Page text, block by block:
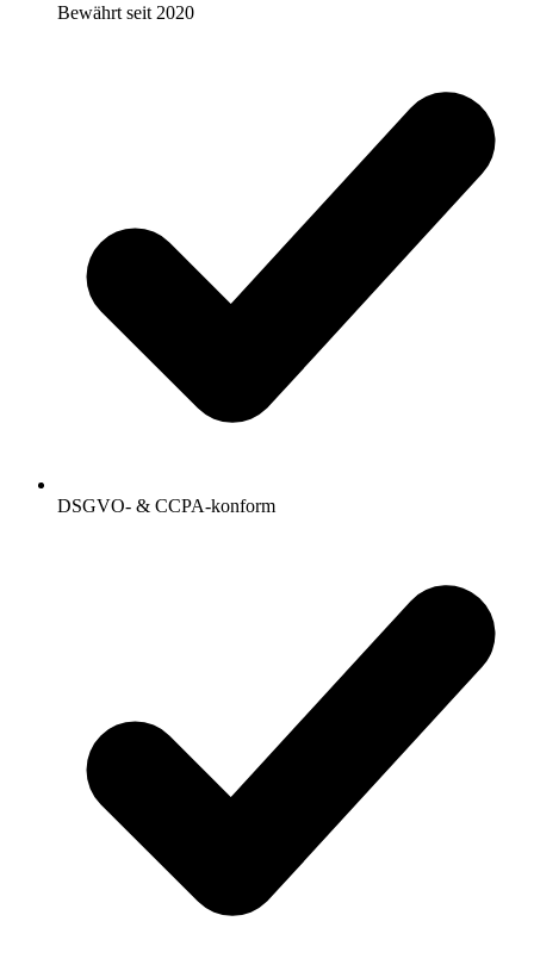
Bewährt seit 2020
DSGVO- & CCPA-konform